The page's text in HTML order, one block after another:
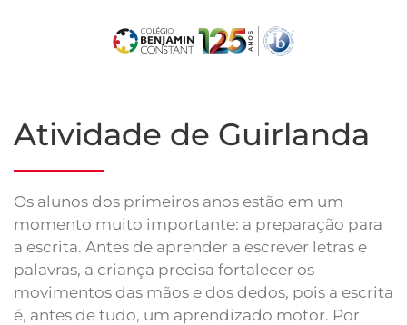
content
Atividade de Guirlanda
Os alunos dos primeiros anos estão em um
momento muito importante: a preparação para
a escrita. Antes de aprender a escrever letras e
palavras, a criança precisa fortalecer os
movimentos das mãos e dos dedos, pois a escrita
é, antes de tudo, um aprendizado motor. Por